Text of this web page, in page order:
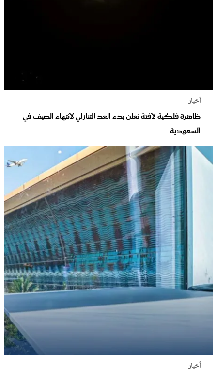
أخبار
ظاهرة فلكية لافتة تعلن بدء العد التنازلي لانتهاء الصيف في
السعودية
أخبار